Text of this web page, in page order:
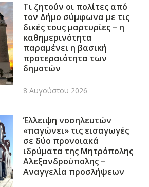
Τι ζητούν οι πολίτες από
τον Δήμο σύμφωνα με τις
δικές τους μαρτυρίες – η
καθημερινότητα
παραμένει η βασική
προτεραιότητα των
δημοτών
8 Αυγούστου 2026
Έλλειψη νοσηλευτών
«παγώνει» τις εισαγωγές
σε δύο προνοιακά
ιδρύματα της Μητρόπολης
Αλεξανδρούπολης –
Αναγγελία προσλήψεων